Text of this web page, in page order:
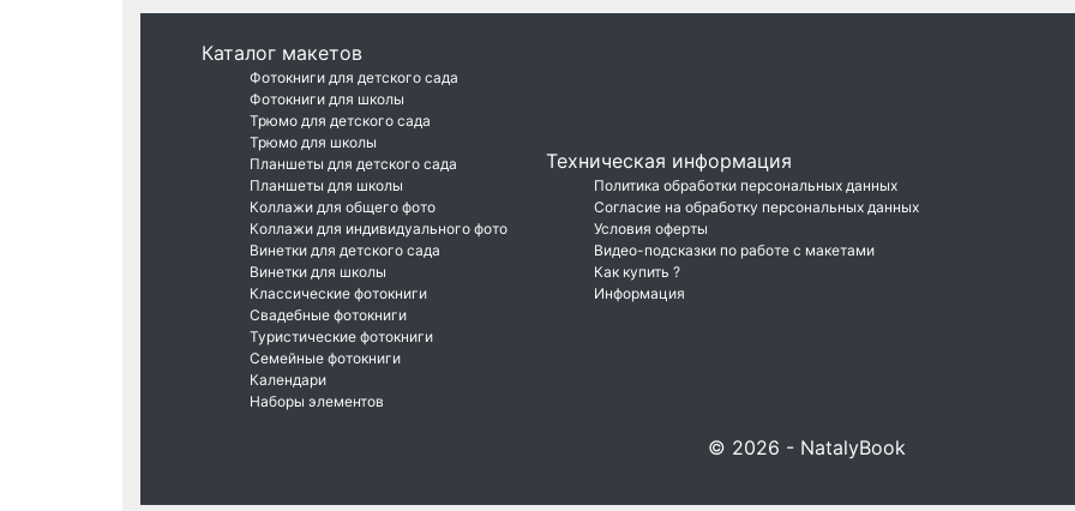
Каталог макетов
Фотокниги для детского сада
Фотокниги для школы
Трюмо для детского сада
Трюмо для школы
Планшеты для детского сада
Планшеты для школы
Коллажи для общего фото
Коллажи для индивидуального фото
Винетки для детского сада
Винетки для школы
Классические фотокниги
Свадебные фотокниги
Туристические фотокниги
Семейные фотокниги
Календари
Наборы элементов
Техническая информация
Политика обработки персональных данных
Согласие на обработку персональных данных
Условия оферты
Видео-подсказки по работе с макетами
Как купить ?
Информация
© 2026 - NatalyBook